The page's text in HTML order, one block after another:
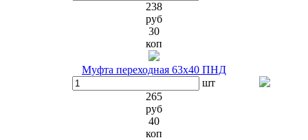
238
руб
30
коп
Муфта переходная 63х40 ПНД
шт
265
руб
40
коп